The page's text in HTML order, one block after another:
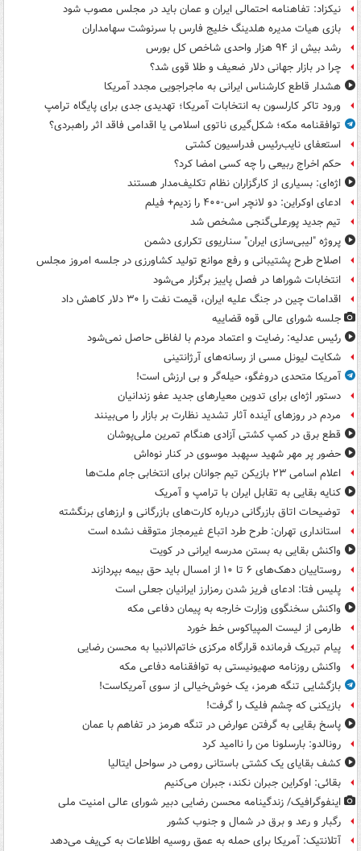
نیکزاد: تفاهنامه احتمالی ایران و عمان باید در مجلس مصوب شود
بازی هیات مدیره هلدینگ خلیج فارس با سرنوشت سهامداران
رشد بیش از ۹۴ هزار واحدی شاخص کل بورس
چرا در بازار جهانی دلار ضعیف و طلا قوی شد؟
هشدار قاطع کارشناس ایرانی به ماجراجویی مجدد آمریکا
ورود تاکر کارلسون به انتخابات آمریکا؛ تهدیدی جدی برای پایگاه ترامپ
توافقنامه مکه؛ شکل‌گیری ناتوی اسلامی یا اقدامی فاقد اثر راهبردی؟
استعفای نایب‌رئیس فدراسیون کشتی
حکم اخراج ربیعی را چه کسی امضا کرد؟
اژه‌ای: بسیاری از کارگزاران نظام تکلیف‌مدار هستند
ادعای اوکراین: دو لانچر اس-۴۰۰ را زدیم+ فیلم
تیم جدید پورعلی‌گنجی مشخص شد
پروژه "لیبی‌سازی ایران" سناریوی تکراری دشمن
اصلاح طرح پشتیبانی و رفع موانع تولید کشاورزی در جلسه امروز مجلس
انتخابات شوراها در فصل پاییز برگزار می‌شود
اقدامات چین در جنگ علیه ایران، قیمت نفت را ۳۰ دلار کاهش داد
جلسه شورای عالی قوه قضاییه
رئیس عدلیه: رضایت و اعتماد مردم با لفاظی حاصل نمی‌شود
شکایت لیونل مسی از رسانه‌های آرژانتینی
آمریکا متحدی دروغگو، حیله‌گر و بی ارزش است!
دستور اژه‌ای برای تدوین معیارهای جدید عفو زندانیان
مردم در روزهای آینده آثار تشدید نظارت بر بازار را می‌بینند
قطع برق در کمپ کشتی آزادی هنگام تمرین ملی‌پوشان
حضور پر مهر شهید سپهبد موسوی در کنار نوه‌اش
اعلام اسامی ۲۳ بازیکن تیم جوانان برای انتخابی جام ملت‌ها
کنایه بقایی به تقابل ایران با ترامپ و آمریک
توضیحات اتاق بازرگانی درباره کارت‌های بازرگانی و ارزهای برنگشته
استانداری تهران: طرح طرد اتباع غیرمجاز متوقف نشده است
واکنش بقایی به بستن مدرسه ایرانی در کویت
روستاییان دهک‌های ۶ تا ۱۰ از امسال باید حق بیمه بپردازند
پلیس فتا: ادعای فریز شدن رمزارز ایرانیان جعلی است
واکنش سخنگوی وزارت خارجه به پیمان دفاعی مکه
طارمی از لیست المپیاکوس خط خورد
پیام تبریک فرمانده قرارگاه مرکزی خاتم‌الانبیا به محسن رضایی
واکنش روزنامه صهیونیستی به توافقنامه دفاعی مکه
بازگشایی تنگه هرمز، یک خوش‌خیالی از سوی آمریکاست!
بازیکنی که چشم فلیک را گرفت!
پاسخ بقایی به گرفتن عوارض در تنگه هرمز در تفاهم با عمان
رونالدو: بارسلونا من را ناامید کرد
کشف بقایای یک کشتی باستانی رومی در سواحل ایتالیا
بقائی: اوکراین جبران نکند، جبران می‌کنیم
اینفوگرافیک/ زندگینامه محسن رضایی دبیر شورای عالی امنیت‌ ملی
رگبار و رعد و برق در شمال و جنوب کشور
آتلانتیک: آمریکا برای حمله به عمق روسیه اطلاعات به کی‌یف می‌دهد